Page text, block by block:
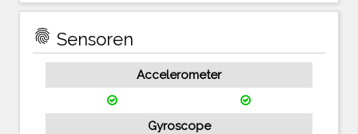
fingerprint Sensoren
Accelerometer
Gyroscope